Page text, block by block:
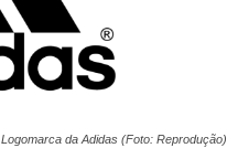
Logomarca da Adidas (Foto: Reprodução)